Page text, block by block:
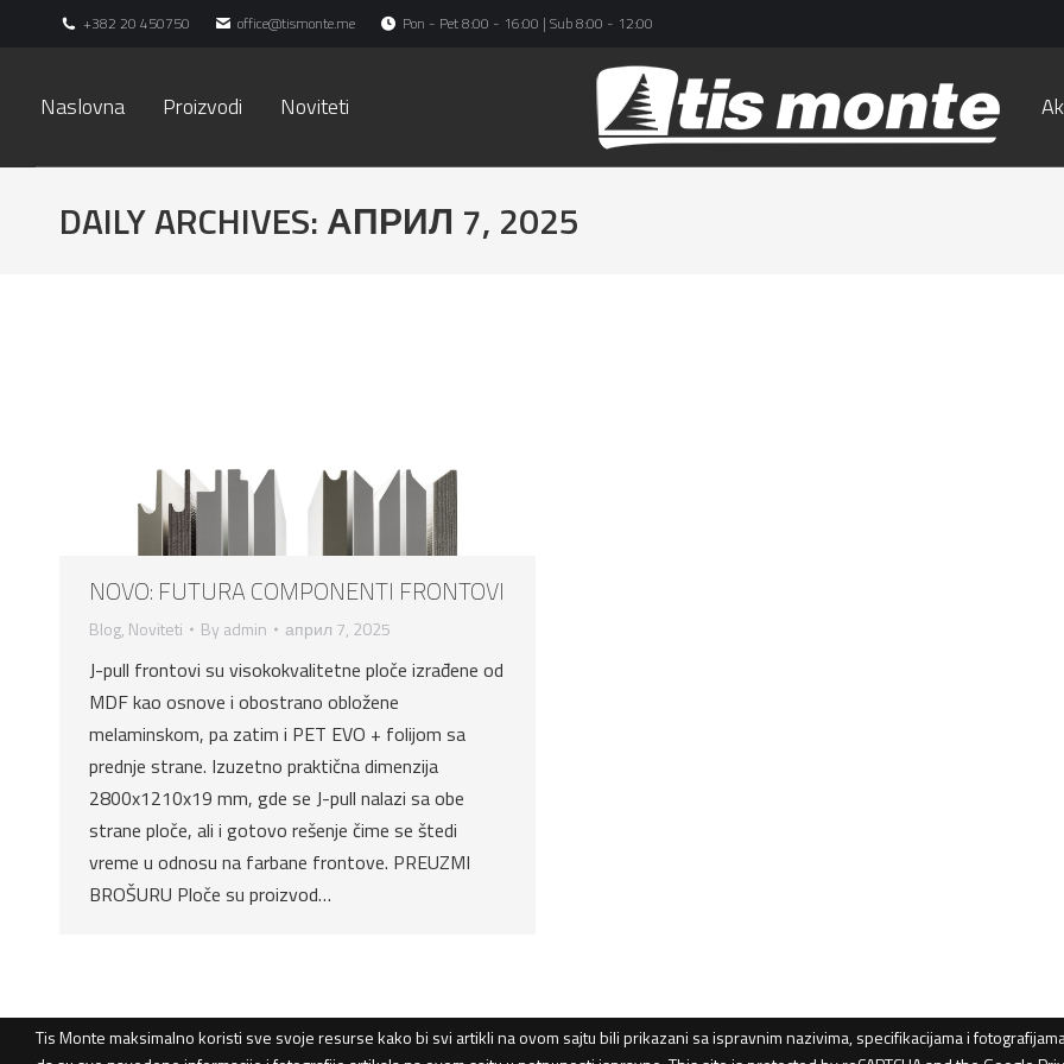
+382 20 450750 office@tismonte.me Pon - Pet 8:00 - 16:00 | Sub 8:00 - 12:00
Naslovna Proizvodi Noviteti
DAILY ARCHIVES:АПРИЛ 7, 2025
NOVO: FUTURA COMPONENTI FRONTOVI
Blog, Noviteti By admin април 7, 2025
J-pull frontovi su visokokvalitetne ploče izrađene od
MDF kao osnove i obostrano obložene
melaminskom, pa zatim i PET EVO + folijom sa
prednje strane. Izuzetno praktična dimenzija
2800x1210x19 mm, gde se J-pull nalazi sa obe
strane ploče, ali i gotovo rešenje čime se štedi
vreme u odnosu na farbane frontove. PREUZMI
BROŠURU Ploče su proizvod…
Tis Monte maksimalno koristi sve svoje resurse kako bi svi artikli na ovom sajtu bili prikazani sa ispravnim nazivima, specifikacijama i